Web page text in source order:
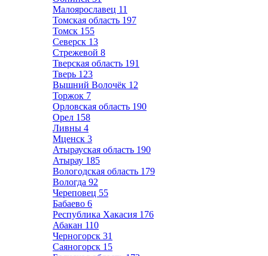
Малоярославец 11
Томская область 197
Томск 155
Северск 13
Стрежевой 8
Тверская область 191
Тверь 123
Вышний Волочёк 12
Торжок 7
Орловская область 190
Орел 158
Ливны 4
Мценск 3
Атырауская область 190
Атырау 185
Вологодская область 179
Вологда 92
Череповец 55
Бабаево 6
Республика Хакасия 176
Абакан 110
Черногорск 31
Саяногорск 15